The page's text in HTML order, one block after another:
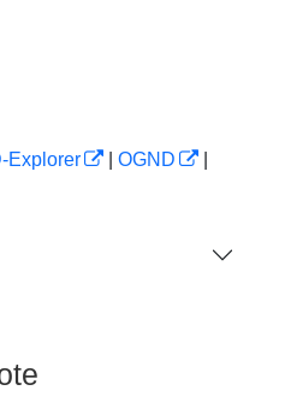
Explorer OGND